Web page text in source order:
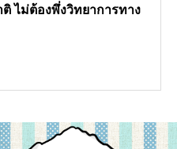
ไม่ต้องพึ่งวิทยาการทาง